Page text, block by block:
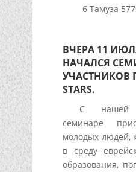
6 Тамуза
ВЧЕРА 11
НАЧАЛСЯ
УЧАСТНИКОВ
STARS.
С
семинаре
молодых людей,
в среду
образования,